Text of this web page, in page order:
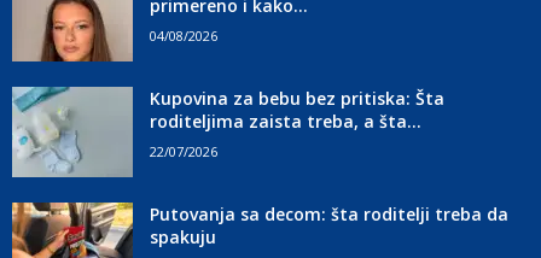
primereno i kako...
04/08/2026
Kupovina za bebu bez pritiska: Šta
roditeljima zaista treba, a šta...
22/07/2026
Putovanja sa decom: šta roditelji treba da
spakuju